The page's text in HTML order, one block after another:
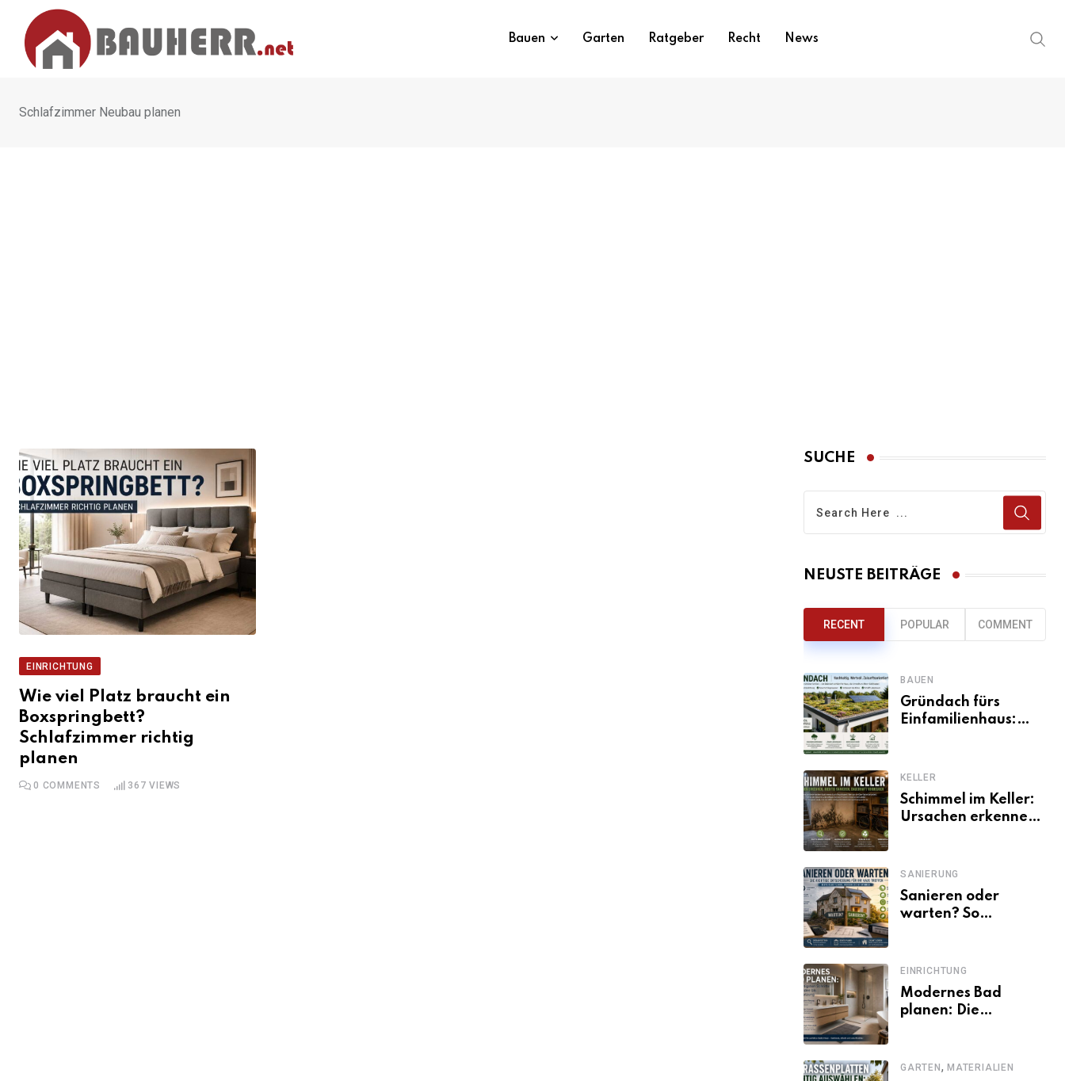
content
Bauen Garten Ratgeber Recht News
Schlafzimmer Neubau planen
EINRICHTUNG
Wie viel Platz braucht ein
Boxspringbett?
Schlafzimmer richtig
planen
0 COMMENTS 367 VIEWS
SUCHE
NEUSTE BEITRÄGE
RECENT POPULAR COMMENT
BAUEN
Gründach fürs
Einfamilienhaus:
ökologische Wirkung
KELLER
Schimmel im Keller:
Ursachen erkennen
SANIERUNG
Sanieren oder
warten? So
unsicherer Kosten,
Zinsen und
Förderbedingungen
EINRICHTUNG
Modernes Bad
planen: Die
Umsetzung
GARTEN, MATERIALIEN